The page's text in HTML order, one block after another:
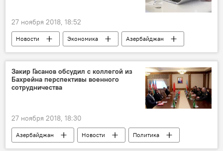
27 ноября 2018, 18:52
Новости Экономика Азербайджан
Закир Гасанов обсудил с коллегой из
Бахрейна перспективы военного
сотрудничества
27 ноября 2018, 18:30
Азербайджан Новости Политика